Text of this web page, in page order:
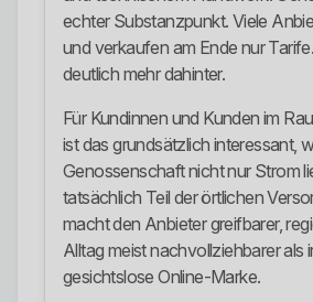
echter Substanzpunkt. Viele
und verkaufen am Ende nur
deutlich mehr dahinter.
Für Kundinnen und Kunden im
ist das grundsätzlich interessant,
Genossenschaft nicht nur Strom
tatsächlich Teil der örtlichen
macht den Anbieter greifbarer,
Alltag meist nachvollziehbarer als
gesichtslose Online-Marke.